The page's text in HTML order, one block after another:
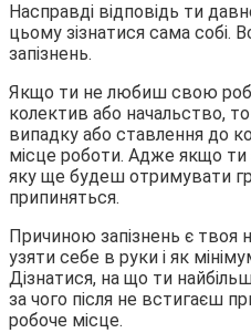
Насправді відповідь ти
цьому зізнатися сама собі.
запізнень.
Якщо ти не любиш свою
колектив або начальство,
випадку або ставлення до
місце роботи. Адже якщо
яку ще будеш отримувати
припиняться.
Причиною запізнень є твоя
узяти себе в руки і як
Дізнатися, на що ти
за чого після не встигаєш
робоче місце.